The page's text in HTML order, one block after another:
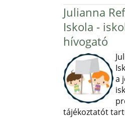
Julianna
Iskola -
hívogató
a
tájékoztatót